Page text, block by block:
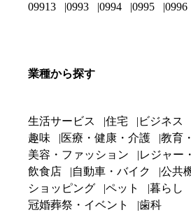
09913
0993 0994 0995 0996
業種から探す
生活サービス 住宅 ビジネス
趣味
医療・健康・介護
教育
美容・ファッション
レジャー
飲食店
自動車・バイク
公共
ショッピング
ペット
暮らし
冠婚葬祭・イベント
歯科